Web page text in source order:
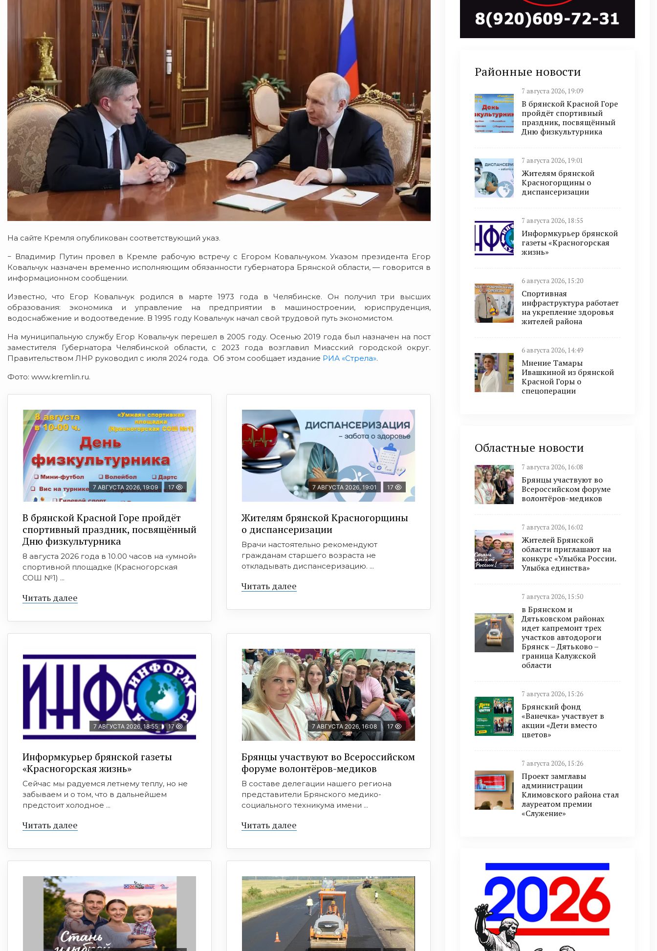
На сайте Кремля опубликован соответствующий указ.
− Владимир Путин провел в Кремле рабочую встречу с Егором Ковальчуком. Указом президента Егор
Ковальчук назначен временно исполняющим обязанности губернатора Брянской области, — говорится в
информационном сообщении.
Известно, что Егор Ковальчук родился в марте 1973 года в Челябинске. Он получил три высших
образования: экономика и управление на предприятии в машиностроении, юриспруденция,
водоснабжение и водоотведение. В 1995 году Ковальчук начал свой трудовой путь экономистом.
На муниципальную службу Егор Ковальчук перешел в 2005 году. Осенью 2019 года был назначен на пост
заместителя Губернатора Челябинской области, с 2023 года возглавил Миасский городской округ.
Правительством ЛНР руководил с июля 2024 года. Об этом сообщает издание РИА «Стрела».
Фото: www.kremlin.ru.
7 АВГУСТА 2026, 19:09 17
В брянской Красной Горе пройдёт
спортивный праздник, посвящённый
Дню физкультурника
8 августа 2026 года в 10.00 часов на «умной»
спортивной площадке (Красногорская
СОШ №1) ...
Читать далее
7 АВГУСТА 2026, 19:01 17
Жителям брянской Красногорщины
о диспансеризации
Врачи настоятельно рекомендуют
гражданам старшего возраста не
откладывать диспансеризацию. ...
Читать далее
7 АВГУСТА 2026, 18:55 17
Информкурьер брянской газеты
«Красногорская жизнь»
Сейчас мы радуемся летнему теплу, но не
забываем и о том, что в дальнейшем
предстоит холодное ...
Читать далее
7 АВГУСТА 2026, 16:08 17
Брянцы участвуют во Всероссийском
форуме волонтёров-медиков
В составе делегации нашего региона
представители Брянского медико-
социального техникума имени ...
Читать далее
Районные новости
7 августа 2026, 19:09
В брянской Красной Горе
пройдёт спортивный
праздник, посвящённый
Дню физкультурника
7 августа 2026, 19:01
Жителям брянской
Красногорщины о
диспансеризации
7 августа 2026, 18:55
Информкурьер брянской
газеты «Красногорская
жизнь»
6 августа 2026, 15:20
Спортивная
инфраструктура работает
на укрепление здоровья
жителей района
6 августа 2026, 14:49
Мнение Тамары
Ивашкиной из брянской
Красной Горы о
спецоперации
Областные новости
7 августа 2026, 16:08
Брянцы участвуют во
Всероссийском форуме
волонтёров-медиков
7 августа 2026, 16:02
Жителей Брянской
области приглашают на
конкурс «Улыбка России.
Улыбка единства»
7 августа 2026, 15:50
в Брянском и
Дятьковском районах
идет капремонт трех
участков автодороги
Брянск – Дятьково –
граница Калужской
области
7 августа 2026, 15:26
Брянский фонд
«Ванечка» участвует в
акции «Дети вместо
цветов»
7 августа 2026, 15:26
Проект замглавы
администрации
Климовского района стал
лауреатом премии
«Служение»